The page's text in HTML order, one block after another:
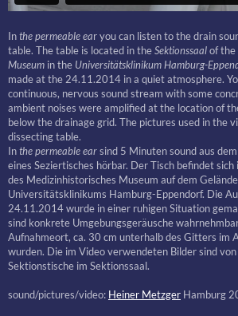
Inthe permeable ear you can listen to the drain
table. The table is located in theSektionssaalof the
Museum in the Universitätsklinikum Hamburg-
made at the 24.11.2014 in a quiet atmosphere.
continuous, nervous sound stream with some
ambient noises were amplified at the location of
below the drainage grid. The pictures used in the
dissecting table.
Inthe permeable earsind 5 Minuten sound aus
eines Seziertisches hörbar. Der Tisch befindet sich
des Medizinhistorisches Museum auf dem
Universitätsklinikums Hamburg-Eppendorf. Die
24.11.2014 wurde in einer ruhigen Situation
sind konkrete Umgebungsgeräusche
Aufnahmeort, ca. 30 cm unterhalb des Gitters im
wurden. Die im Video verwendeten Bilder sind
Sektionstische im Sektionssaal.
sound/pictures/video: Heiner Metzger Hamburg